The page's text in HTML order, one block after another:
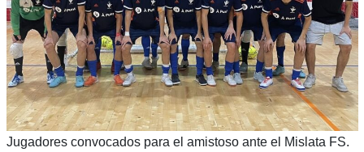
Jugadores convocados para el amistoso ante el Mislata FS.